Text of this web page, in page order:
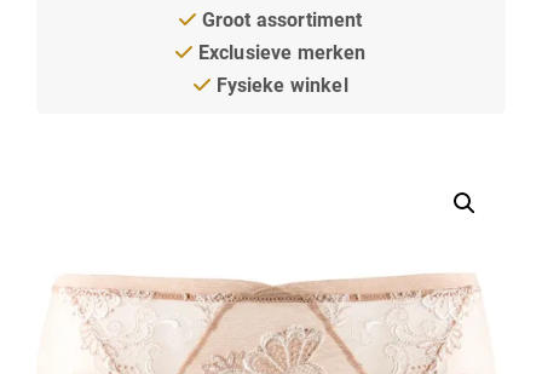
Groot assortiment
Exclusieve merken
Fysieke winkel